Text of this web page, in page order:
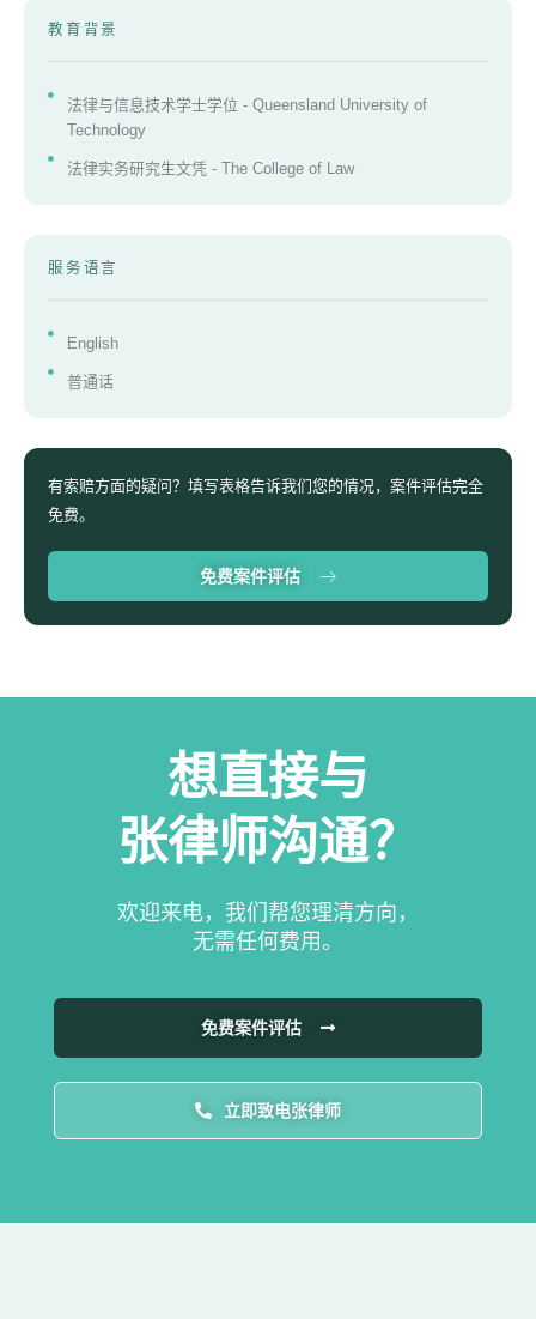
教育背景
法律与信息技术学士学位 - Queensland University of
Technology
法律实务研究生文凭 - The College of Law
服务语言
English
普通话
有索赔方面的疑问？填写表格告诉我们您的情况，案件评估完全
免费。
免费案件评估
想直接与
张律师沟通？
欢迎来电，我们帮您理清方向，
无需任何费用。
免费案件评估
立即致电张律师